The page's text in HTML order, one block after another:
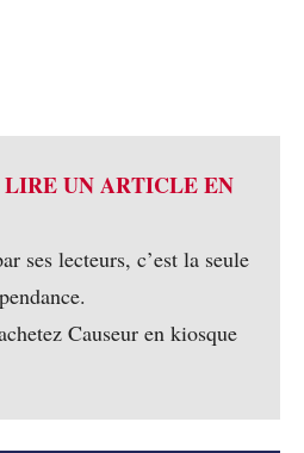
LIRE UN ARTICLE EN
ses lecteurs, c’est la seule
Causeur en kiosque